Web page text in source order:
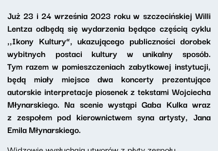
Już 23 i 24 września 2023 roku w szczecińskiej Willi
Lentza odbędą się wydarzenia będące częścią cyklu
,,Ikony Kultury”, ukazującego publiczności dorobek
wybitnych postaci kultury w unikalny sposób.
Tym razem w pomieszczeniach zabytkowej instytucji,
będą miały miejsce dwa koncerty prezentujące
autorskie interpretacje piosenek z tekstami Wojciecha
Młynarskiego. Na scenie wystąpi Gaba Kulka wraz
z zespołem pod kierownictwem syna artysty, Jana
Emila Młynarskiego.